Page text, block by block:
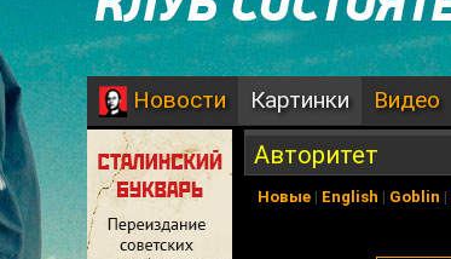
Новости Картинки Видео
Авторитет
Новые| English | Goblin |